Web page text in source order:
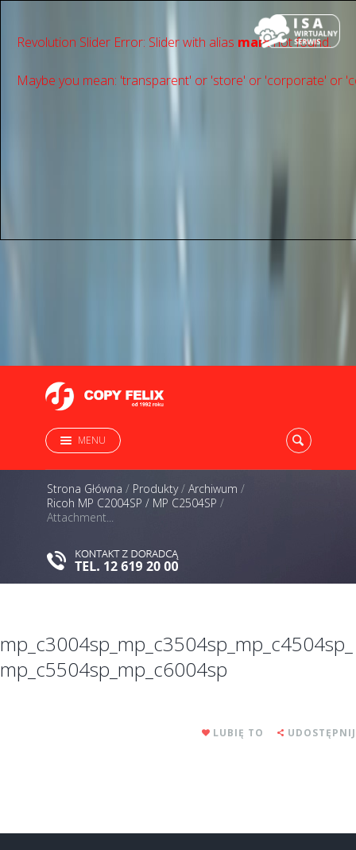
Revolution Slider Error: Slider with alias mainnot found.
Maybe you mean: 'transparent' or 'store' or 'сorporate' or
MENU
Strona Główna / Produkty/ Archiwum /
Ricoh MP C2004SP / MP C2504SP /
Attachment...
mp_c3004sp_mp_c3504sp_mp_c4504sp_
mp_c5504sp_mp_c6004sp
LUBIĘ TO UDOSTĘPNIJ